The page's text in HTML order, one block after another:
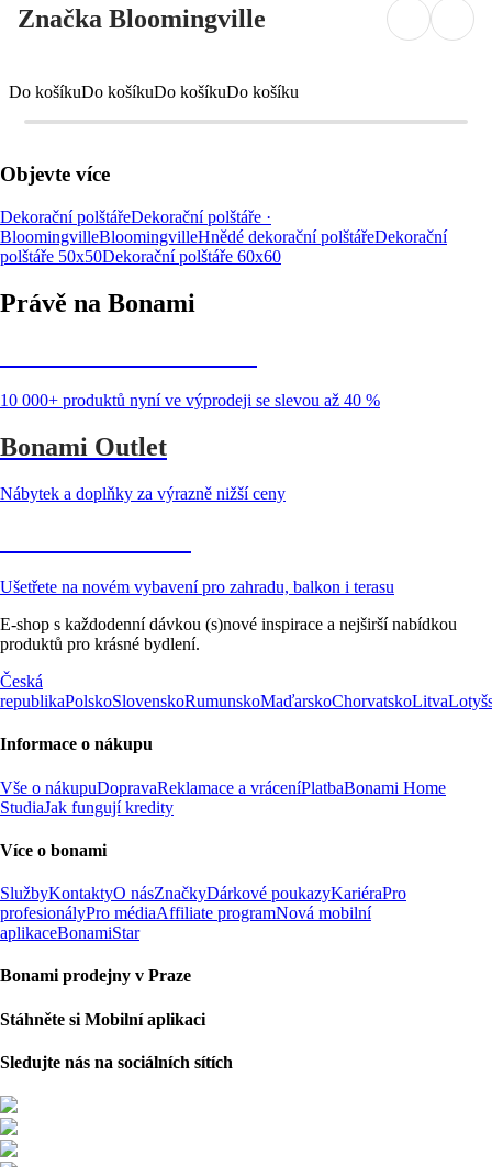
Značka Bloomingville
Do košíkuDo košíkuDo košíkuDo košíku
Objevte více
Dekorační polštářeDekorační polštáře ·
BloomingvilleBloomingvilleHnědé dekorační polštářeDekorační
polštáře 50x50Dekorační polštáře 60x60
Právě na Bonami
10 000+ produktů nyní ve výprodeji se slevou až 40 %
Bonami Outlet
Nábytek a doplňky za výrazně nižší ceny
Ušetřete na novém vybavení pro zahradu, balkon i terasu
E-shop s každodenní dávkou (s)nové inspirace a nejširší nabídkou
produktů pro krásné bydlení.
Česká
republikaPolskoSlovenskoRumunskoMaďarskoChorvatskoLitva
Informace o nákupu
Vše o nákupuDopravaReklamace a vráceníPlatbaBonami Home
StudiaJak fungují kredity
Více o bonami
SlužbyKontaktyO násZnačkyDárkové poukazyKariéraPro
profesionályPro médiaAffiliate programNová mobilní
aplikaceBonamiStar
Bonami prodejny v Praze
Stáhněte si Mobilní aplikaci
Sledujte nás na sociálních sítích